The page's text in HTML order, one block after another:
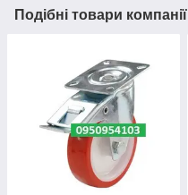
Подібні товари компанії